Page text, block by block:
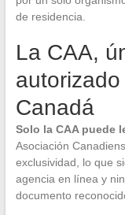
de residencia.
La CAA,
Canadá
Solo la CAA puede
Asociación
exclusividad, lo que
agencia en línea y
documento